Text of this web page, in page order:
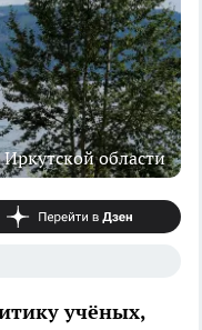
области
учёных,